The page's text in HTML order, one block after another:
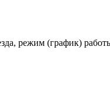
режим (график)